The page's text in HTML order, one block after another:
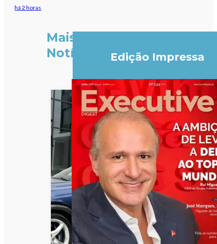
há 2 horas
Mais
Notícias
Edição Impressa